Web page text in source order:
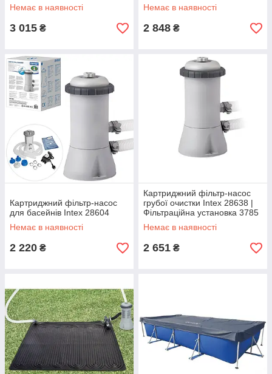
Немає в наявності
3 015 ₴
Немає в наявності
2 848 ₴
Картриджний фільтр-насос
для басейнів Intex 28604
Немає в наявності
2 220 ₴
Картриджний фільтр-насос
грубої очистки Intex 28638 |
Фільтраційна установка 3785
л/год
Немає в наявності
2 651 ₴